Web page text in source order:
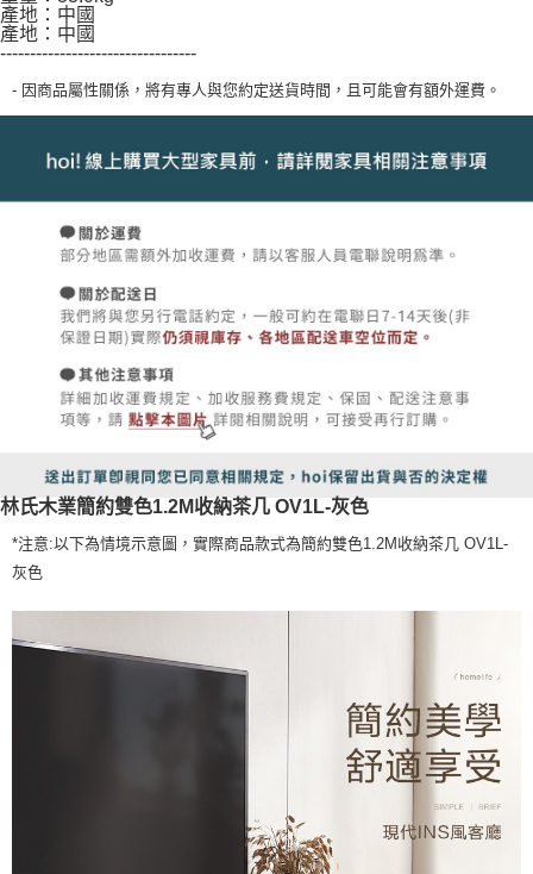
產地：中國
產地：中國
---------------------------------
- 因商品屬性關係，將有專人與您約定送貨時間，且可能會有額外運費。
林氏木業簡約雙色1.2M收納茶几 OV1L-灰色
*注意:以下為情境示意圖，實際商品款式為簡約雙色1.2M收納茶几 OV1L-
灰色